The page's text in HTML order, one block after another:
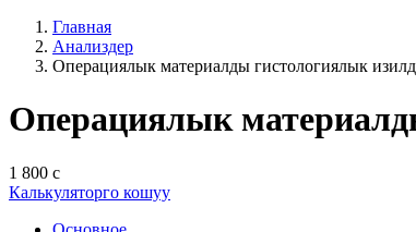
Главная
Анализдер
Операциялык материалды гистологиялык
Операциялык
1 800 с
Калькуляторго кошуу